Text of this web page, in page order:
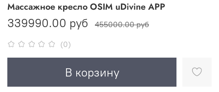
(0)
Массажное кресло OSIM uDivine APP
339990.00 руб 455000.00 руб
В корзину